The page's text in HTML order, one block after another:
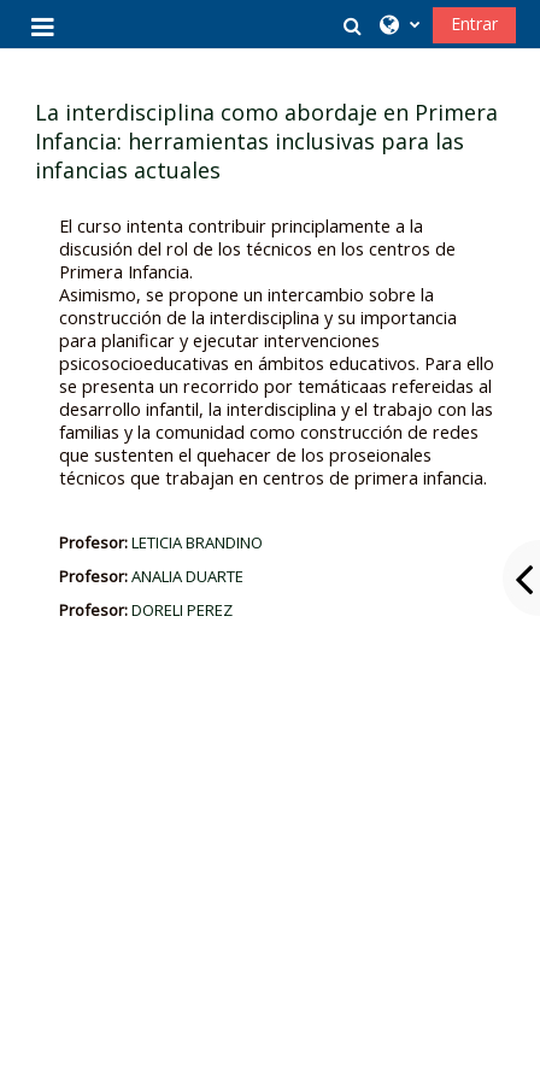
Panel lateral
Selector de
Entrar
La interdisciplina como abordaje en Primera
Infancia: herramientas inclusivas para las
infancias actuales
El curso intenta contribuir principlamente a la
discusión del rol de los técnicos en los centros de
Primera Infancia.
Asimismo, se propone un intercambio sobre la
construcción de la interdisciplina y su importancia
para planificar y ejecutar intervenciones
psicosocioeducativas en ámbitos educativos. Para ello
se presenta un recorrido por temáticaas refereidas al
desarrollo infantil, la interdisciplina y el trabajo con las
familias y la comunidad como construcción de redes
que sustenten el quehacer de los proseionales
técnicos que trabajan en centros de primera infancia.
Profesor:LETICIA BRANDINO
Profesor:ANALIA DUARTE
Profesor:DORELI PEREZ